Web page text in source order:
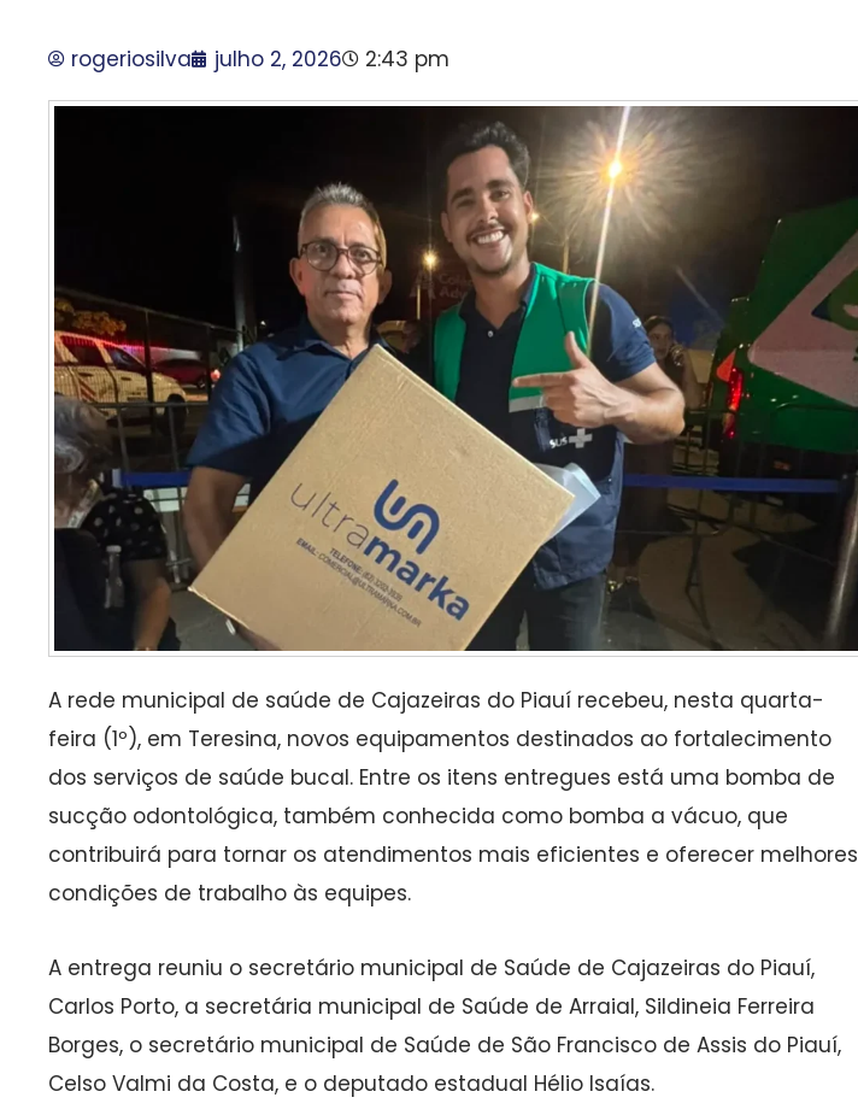
rogeriosilva julho 2, 2026 2:43 pm
A rede municipal de saúde de Cajazeiras do Piauí recebeu, nesta quarta-
feira (1º), em Teresina, novos equipamentos destinados ao fortalecimento
dos serviços de saúde bucal. Entre os itens entregues está uma bomba de
sucção odontológica, também conhecida como bomba a vácuo, que
contribuirá para tornar os atendimentos mais eficientes e oferecer melhores
condições de trabalho às equipes.
A entrega reuniu o secretário municipal de Saúde de Cajazeiras do Piauí,
Carlos Porto, a secretária municipal de Saúde de Arraial, Sildineia Ferreira
Borges, o secretário municipal de Saúde de São Francisco de Assis do Piauí,
Celso Valmi da Costa, e o deputado estadual Hélio Isaías.